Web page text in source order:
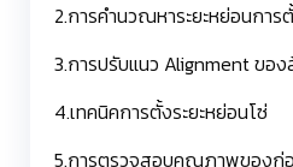
2.การคำนวณหาระยะหย่อนการ
3.การปรับแนว Alignment ขอ
4.เทคนิคการตั้งระยะหย่อนโซ่
5.การตรวจสอบคุณภาพของก่